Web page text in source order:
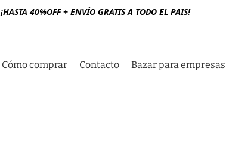
¡HASTA 40%OFF + ENVÍO GRATIS A TODO EL PAIS!
Cómo comprar Contacto Bazar para empresas